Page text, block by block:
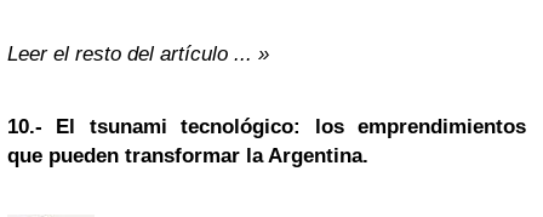
Leer el resto del artículo ... »
10.- El tsunami tecnológico: los emprendimientos
que pueden transformar la Argentina.